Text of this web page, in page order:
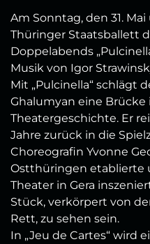
Am Sonntag, den 31.
Thüringer Staatsballett
Doppelabends
Musik von Igor
Mit „Pulcinella“ schlägt
Ghalumyan eine Brücke
Theatergeschichte. Er
Jahre zurück in die
Choreografin Yvonne
Ostthüringen etablierte
Theater in Gera
Stück, verkörpert von
Rett, zu sehen sein.
In „Jeu de Cartes“ wird